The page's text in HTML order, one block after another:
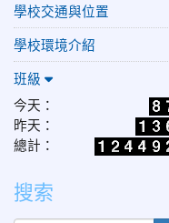
學校交通與位置
學校環境介紹
班級
今天：
昨天：
總計：
搜索